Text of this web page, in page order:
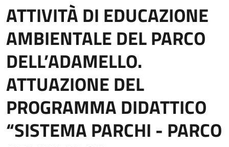
ATTIVITÀ DI EDUCAZIONE
AMBIENTALE DEL PARCO
DELL’ADAMELLO.
ATTUAZIONE DEL
PROGRAMMA DIDATTICO
“SISTEMA PARCHI - PARCO